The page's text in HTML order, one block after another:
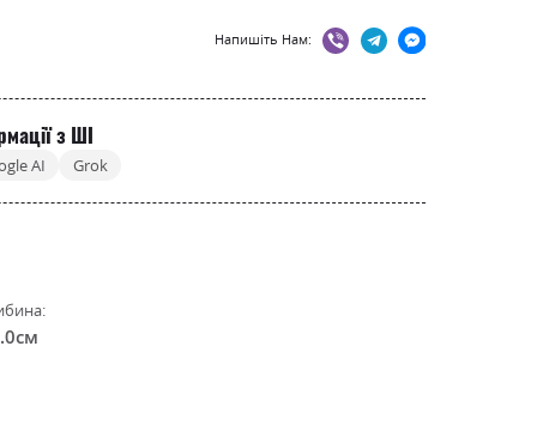
Напишіть Нам:
з ШІ
AI Grok